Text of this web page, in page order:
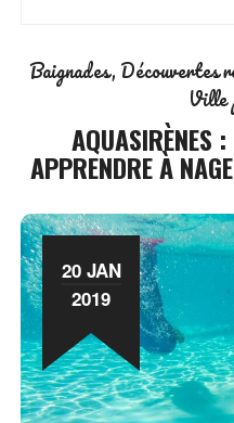
Baignades Découvertes
Ville
AQUASIRÈNES
APPRENDRE À
20 JAN
2019